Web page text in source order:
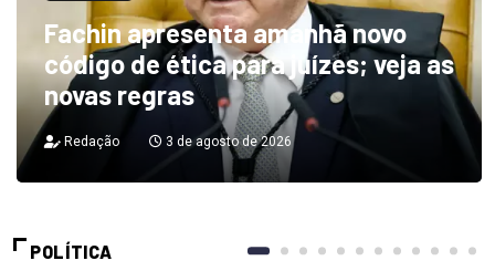
Fachin apresenta amanhã novo
código de ética para juízes; veja as
novas regras
Redação 3 de agosto de 2026
POLÍTICA